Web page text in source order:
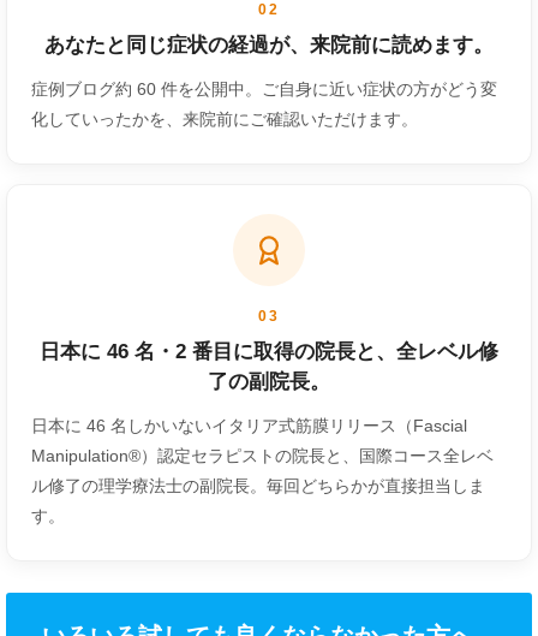
02
あなたと同じ症状の経過が、来院前に読めます。
症例ブログ約 60 件を公開中。ご自身に近い症状の方がどう変
化していったかを、来院前にご確認いただけます。
03
日本に 46 名・2 番目に取得の院長と、全レベル修
了の副院長。
日本に 46 名しかいないイタリア式筋膜リリース（Fascial
Manipulation®）認定セラピストの院長と、国際コース全レベ
ル修了の理学療法士の副院長。毎回どちらかが直接担当しま
す。